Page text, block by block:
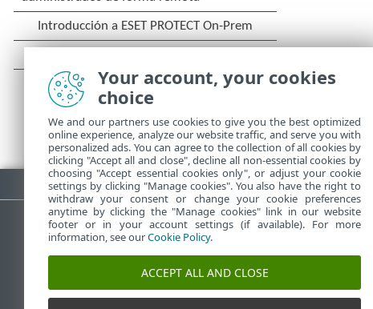
Descargar PDF
Base de conocimiento de ESET
Your account, your cookies
choice
We and our partners use cookies to give you the best optimized
online experience, analyze our website traffic, and serve you with
personalized ads. You can agree to the collection of all cookies by
clicking "Accept all and close", decline all non-essential cookies by
choosing "Accept essential cookies only", or adjust your cookie
settings by clicking "Manage cookies". You also have the right to
withdraw your consent or change your cookie preferences
anytime by clicking the "Manage cookies" link in our website
footer or in your account settings (if available). For more
information, see ourCookie Policy.
ACCEPT ALL AND CLOSE